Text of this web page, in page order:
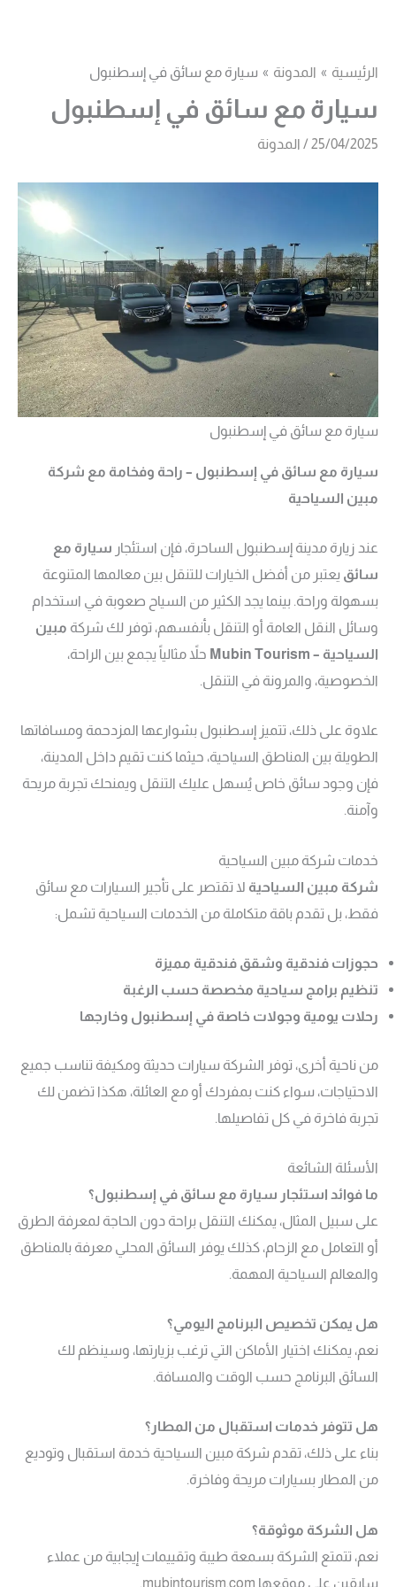
المحتوىالرئيسية المدونة سيارة مع سائق في إسطنبول
سيارة مع سائق في إسطنبول
25/04/2025
/ المدونة
سيارة مع سائق في إسطنبول
سيارة مع سائق في إسطنبول – راحة وفخامة مع شركة
مبين السياحية
عند زيارة مدينة إسطنبول الساحرة، فإن استئجار سيارة مع
سائق يعتبر من أفضل الخيارات للتنقل بين معالمها المتنوعة
بسهولة وراحة. بينما يجد الكثير من السياح صعوبة في استخدام
وسائل النقل العامة أو التنقل بأنفسهم، توفر لك شركة مبين
السياحية – Mubin Tourism
حلاً مثالياً يجمع بين الراحة،
الخصوصية، والمرونة في التنقل.
علاوة على ذلك، تتميز إسطنبول بشوارعها المزدحمة ومسافاتها
الطويلة بين المناطق السياحية، حيثما كنت تقيم داخل المدينة،
فإن وجود سائق خاص يُسهل عليك التنقل ويمنحك تجربة مريحة
وآمنة.
خدمات شركة مبين السياحية
شركة مبين السياحية لا تقتصر على تأجير السيارات مع سائق
فقط، بل تقدم باقة متكاملة من الخدمات السياحية تشمل:
حجوزات فندقية وشقق فندقية مميزة
تنظيم برامج سياحية مخصصة حسب الرغبة
رحلات يومية وجولات خاصة في إسطنبول وخارجها
من ناحية أخرى، توفر الشركة سيارات حديثة ومكيفة تناسب جميع
الاحتياجات، سواء كنت بمفردك أو مع العائلة، هكذا تضمن لك
تجربة فاخرة في كل تفاصيلها.
الأسئلة الشائعة
ما فوائد استئجار سيارة مع سائق في إسطنبول؟
على سبيل المثال، يمكنك التنقل براحة دون الحاجة لمعرفة الطرق
أو التعامل مع الزحام، كذلك يوفر السائق المحلي معرفة بالمناطق
والمعالم السياحية المهمة.
هل يمكن تخصيص البرنامج اليومي؟
نعم، يمكنك اختيار الأماكن التي ترغب بزيارتها، وسينظم لك
السائق البرنامج حسب الوقت والمسافة.
هل تتوفر خدمات استقبال من المطار؟
بناء على ذلك، تقدم شركة مبين السياحية خدمة استقبال وتوديع
من المطار بسيارات مريحة وفاخرة.
هل الشركة موثوقة؟
نعم، تتمتع الشركة بسمعة طيبة وتقييمات إيجابية من عملاء
سابقين على موقعها mubintourism.com